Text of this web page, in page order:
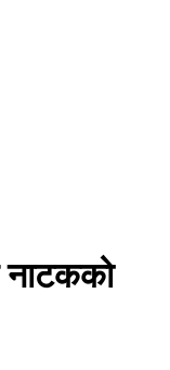
नाटकको